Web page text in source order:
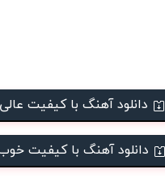
دانلود آهنگ با کیفیت عالی
دانلود آهنگ با کیفیت خوب